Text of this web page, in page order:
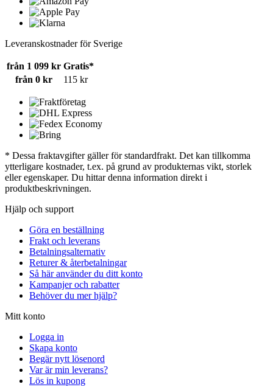
Leveranskostnader för Sverige
från 1 099 kr Gratis*
från 0 kr
115 kr
* Dessa fraktavgifter gäller för standardfrakt. Det kan tillkomma
ytterligare kostnader, t.ex. på grund av produkternas vikt, storlek
eller egenskaper. Du hittar denna information direkt i
produktbeskrivningen.
Hjälp och support
Göra en beställning
Frakt och leverans
Betalningsalternativ
Returer & återbetalningar
Så här använder du ditt konto
Kampanjer och rabatter
Behöver du mer hjälp?
Mitt konto
Logga in
Skapa konto
Begär nytt lösenord
Var är min leverans?
Lös in kupong